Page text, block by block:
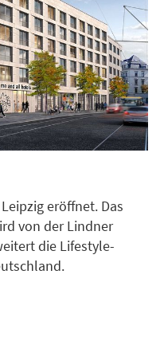
eröffnet. Das
von der Lindner
die Lifestyle-